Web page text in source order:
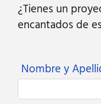
¿Tienes un
encantados de
Nombre y